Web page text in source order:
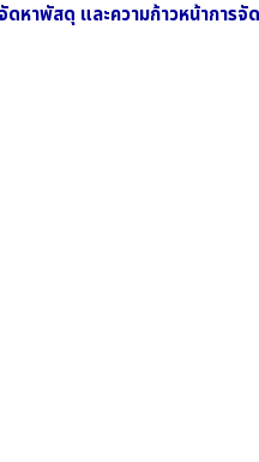
ดหาพัสดุ และความก้าวหน้าการ